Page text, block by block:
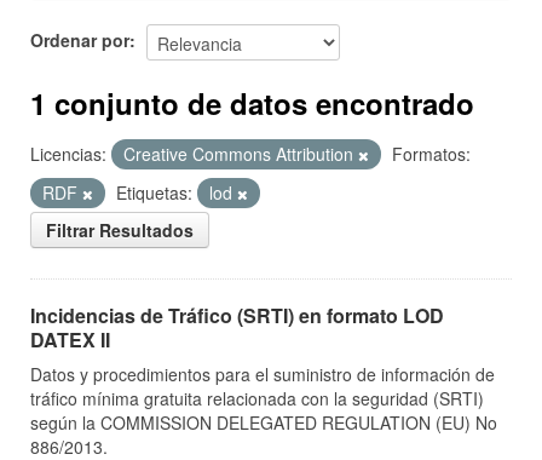
Ordenar por
1 conjunto de datos encontrado
Licencias: Creative Commons Attribution
Formatos:
RDF
Etiquetas:
lod
Filtrar Resultados
Incidencias de Tráfico (SRTI) en formato LOD
DATEX II
Datos y procedimientos para el suministro de información de
tráfico mínima gratuita relacionada con la seguridad (SRTI)
según la COMMISSION DELEGATED REGULATION (EU) No
886/2013.